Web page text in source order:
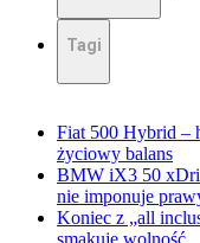
Tagi
Fiat 500 Hybrid –
życiowy balans
BMW iX3 50
nie imponuje
Koniec z „all
smakuje wolność